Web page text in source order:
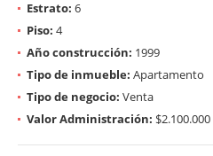
Estrato: 6
Piso: 4
Año construcción: 1999
Tipo de inmueble: Apartamento
Tipo de negocio: Venta
Valor Administración: $2.100.000